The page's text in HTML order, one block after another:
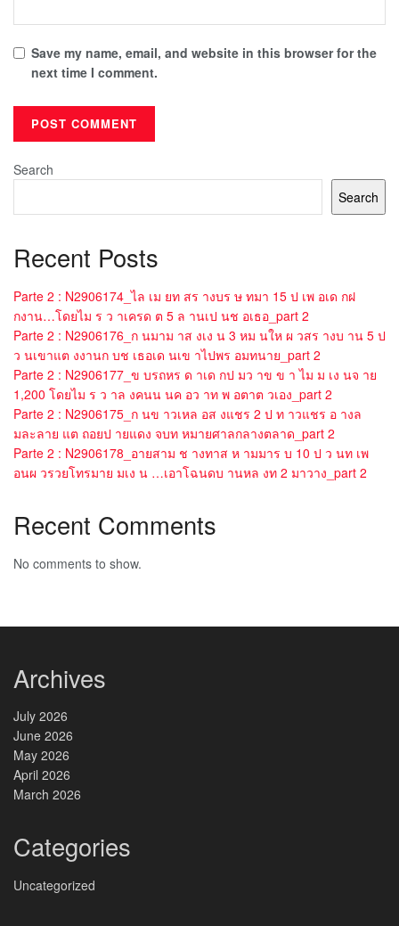
Save my name, email, and website in this browser for the
next time I comment.
Search
Search
Recent Posts
Parte 2 : N2906174_ไล เม ยท สร างบร ษ ทมา 15 ป เพ อเด กฝ
กงาน…โดยไม ร ว าเครด ต 5 ล านเป นช อเธอ_part 2
Parte 2 : N2906176_ก นมาม าส งเง น 3 หม นให ผ วสร างบ าน 5 ป
ว นเขาแต งงานก บช เธอเด นเข าไปพร อมทนาย_part 2
Parte 2 : N2906177_ข บรถหร ด าเด กป มว าข ข า ไม ม เง นจ าย
1,200 โดยไม ร ว าล งคนน นค อว าท พ อตาต วเอง_part 2
Parte 2 : N2906175_ก นข าวเหล อส งแชร 2 ป ท าวแชร อ างล
มละลาย แต ถอยป ายแดง จบท หมายศาลกลางตลาด_part 2
Parte 2 : N2906178_อายสาม ช างทาส ห ามมาร บ 10 ป ว นท เพ
อนผ วรวยโทรมาย มเง น …เอาโฉนดบ านหล งท 2 มาวาง_part 2
Recent Comments
No comments to show.
Archives
July 2026
June 2026
May 2026
April 2026
March 2026
Categories
Uncategorized